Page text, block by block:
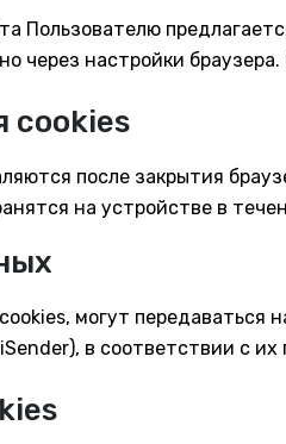
Пользователю
через настройки
cookies
после закрытия
на устройстве в
могут
в соответствии с